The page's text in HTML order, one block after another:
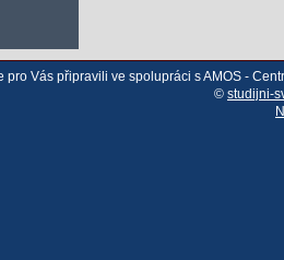
pro Vás připravili ve spolupráci s AMOS -
© studijni-